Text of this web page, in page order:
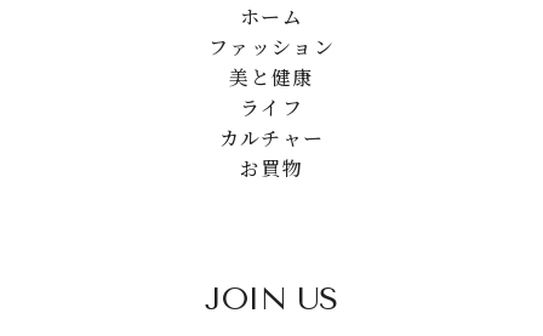
ホーム
ファッション
美と健康
ライフ
カルチャー
お買物
JOIN US